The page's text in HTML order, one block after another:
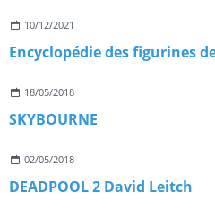
10/12/2021
18/05/2018
SKYBOURNE
02/05/2018
DEADPOOL 2 David Leitch